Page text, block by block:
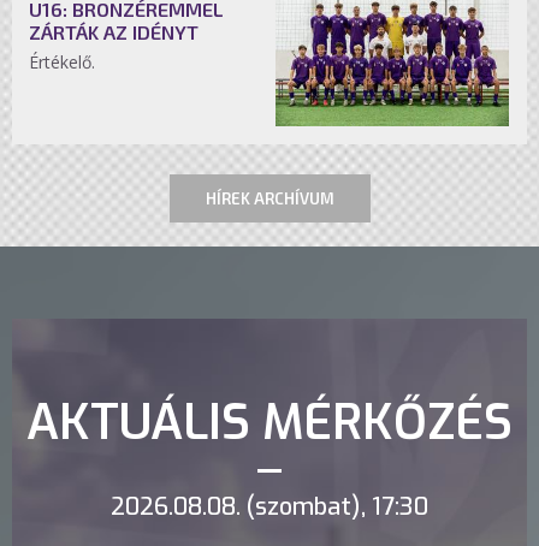
U16: BRONZÉREMMEL
ZÁRTÁK AZ IDÉNYT
Értékelő.
HÍREK ARCHÍVUM
AKTUÁLIS MÉRKŐZÉS
2026.08.08. (szombat), 17:30